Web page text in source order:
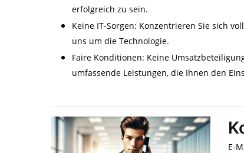
erfolgreich zu sein.
Keine IT-Sorgen: Konzentrieren Sie sich
uns um die Technologie.
Faire Konditionen: Keine
umfassende Leistungen, die Ihnen den
E-